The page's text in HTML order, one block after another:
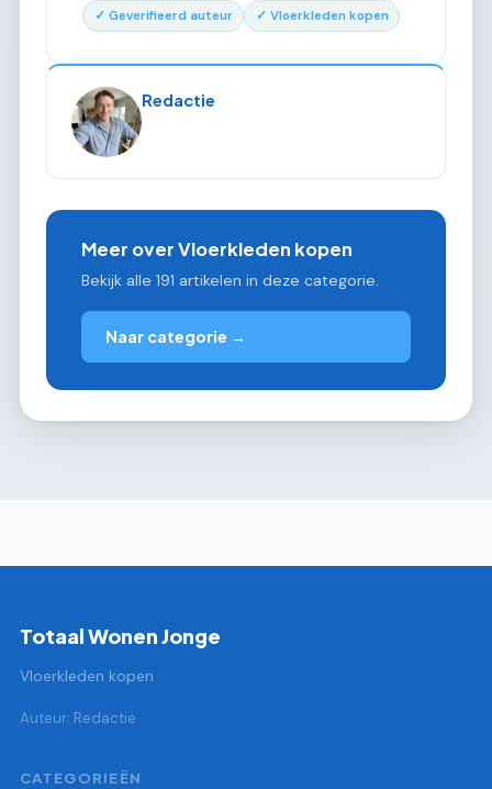
✓ Geverifieerd auteur ✓ Vloerkleden kopen
Redactie
Meer over Vloerkleden kopen
Bekijk alle 191 artikelen in deze categorie.
Naar categorie →
Totaal Wonen Jonge
Vloerkleden kopen
Auteur: Redactie
CATEGORIEËN